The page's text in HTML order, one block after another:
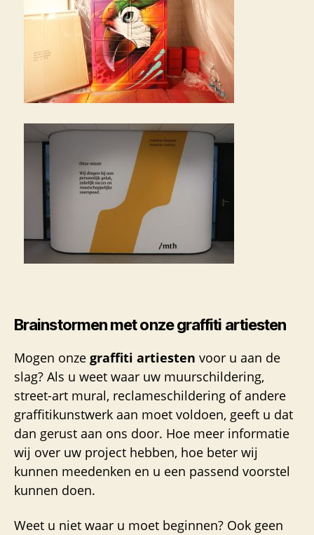
Brainstormen met onze graffiti artiesten
Mogen onze graffiti artiesten voor u aan de
slag? Als u weet waar uw muurschildering,
street-art mural, reclameschildering of andere
graffitikunstwerk aan moet voldoen, geeft u dat
dan gerust aan ons door. Hoe meer informatie
wij over uw project hebben, hoe beter wij
kunnen meedenken en u een passend voorstel
kunnen doen.
Weet u niet waar u moet beginnen? Ook geen